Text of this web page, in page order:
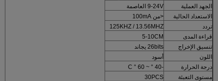
الجهد العملية
9-24V العاصمة
الاستعداد الحالية
<من 100mA
تردد
125KHZ / 13.56MHZ
قراءة المدى
5-10CM
تنسيق الإخراج
26bits يجاند
اللون
أسود
درجة الحرارة
-40 ° ~ 60 ° C
مستوى التعبئة
30PCS